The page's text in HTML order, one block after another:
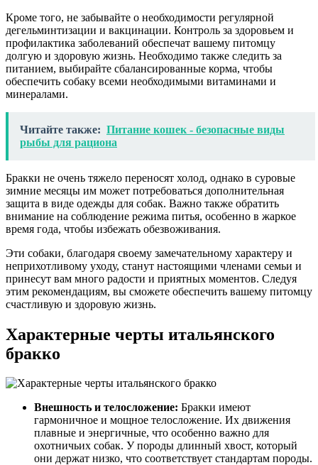
Кроме того, не забывайте о необходимости регулярной
дегельминтизации и вакцинации. Контроль за здоровьем и
профилактика заболеваний обеспечат вашему питомцу
долгую и здоровую жизнь. Необходимо также следить за
питанием, выбирайте сбалансированные корма, чтобы
обеспечить собаку всеми необходимыми витаминами и
минералами.
Читайте также: Питание кошек - безопасные виды
рыбы для рациона
Бракки не очень тяжело переносят холод, однако в суровые
зимние месяцы им может потребоваться дополнительная
защита в виде одежды для собак. Важно также обратить
внимание на соблюдение режима питья, особенно в жаркое
время года, чтобы избежать обезвоживания.
Эти собаки, благодаря своему замечательному характеру и
неприхотливому уходу, станут настоящими членами семьи и
принесут вам много радости и приятных моментов. Следуя
этим рекомендациям, вы сможете обеспечить вашему питомцу
счастливую и здоровую жизнь.
Характерные черты итальянского
бракко
Внешность и телосложение: Бракки имеют
гармоничное и мощное телосложение. Их движения
плавные и энергичные, что особенно важно для
охотничьих собак. У породы длинный хвост, который
они держат низко, что соответствует стандартам породы.